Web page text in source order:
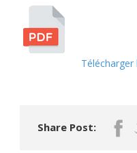
Télécharger
Share Post: